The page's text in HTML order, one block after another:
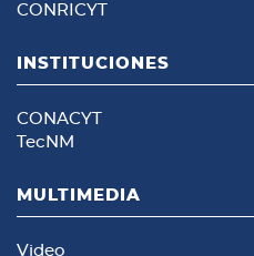
CONRICYT
INSTITUCIONES
CONACYT
TecNM
MULTIMEDIA
Video